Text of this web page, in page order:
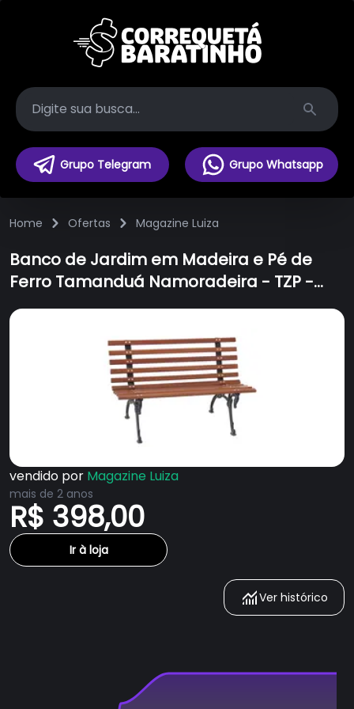
Search
Grupo Telegram Grupo Whatsapp
Home Ofertas Magazine Luiza
Banco de Jardim em Madeira e Pé de
Ferro Tamanduá Namoradeira - TZP -
100cm
vendido por Magazine Luiza
mais de 2 anos
R$ 398,00
Ir à loja
Ver histórico